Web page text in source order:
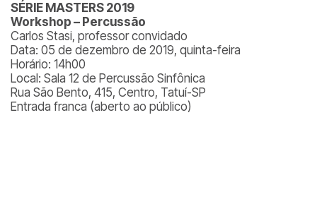
SÉRIE MASTERS 2019
Workshop – Percussão
Carlos Stasi, professor convidado
Data: 05 de dezembro de 2019, quinta-feira
Horário: 14h00
Local: Sala 12 de Percussão Sinfônica
Rua São Bento, 415, Centro, Tatuí-SP
Entrada franca (aberto ao público)